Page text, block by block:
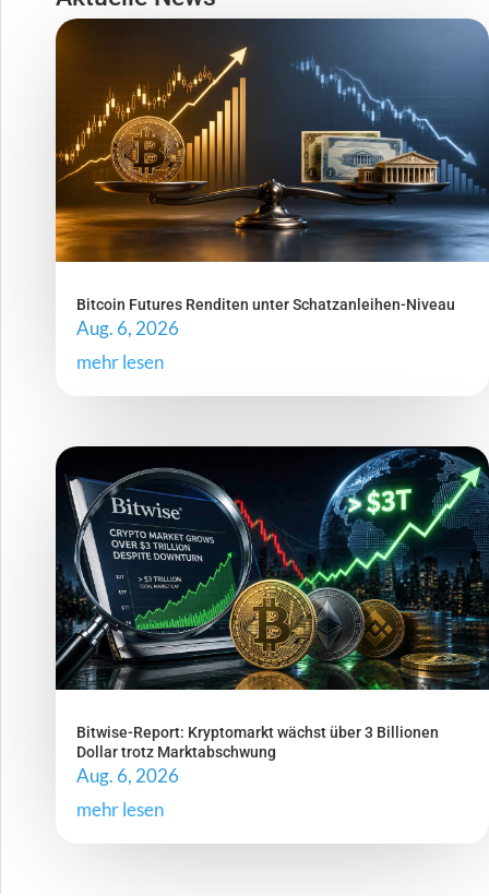
Bitcoin Futures Renditen unter Schatzanleihen-Niveau
Aug. 6, 2026
mehr lesen
Bitwise-Report: Kryptomarkt wächst über 3 Billionen
Dollar trotz Marktabschwung
Aug. 6, 2026
mehr lesen